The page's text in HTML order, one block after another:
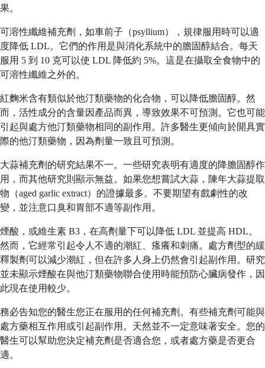
果。
可溶性纖維補充劑，如車前子（psyllium），規律服用時可以適
度降低 LDL。它們的作用是與消化系統中的膽固醇結合。每天
服用 5 到 10 克可以使 LDL 降低約 5%。這是在攝取全食物中的
可溶性纖維之外的。
紅麴米含有類似於他汀類藥物的化合物，可以降低膽固醇。然
而，活性成分的含量因產品而異，導致效果不可預測。它也可能
引起與處方他汀類藥物相同的副作用。許多醫生更傾向於開具實
際的他汀類藥物，因為劑量一致且可預測。
大蒜補充劑的研究結果不一。一些研究表明有適度的降膽固醇作
用，而其他研究則顯示無益。如果您想嘗試大蒜，陳年大蒜提取
物（aged garlic extract）的證據最多。不要期望有戲劇性的改
變，並注意口臭和胃部不適等副作用。
煙酸，或維生素 B3，在高劑量下可以降低 LDL 並提高 HDL。
然而，它經常引起令人不適的潮紅、瘙癢和刺痛。處方劑型的緩
釋製劑可以減少潮紅，但在許多人身上仍然會引起副作用。研究
並未顯示煙酸在與他汀類藥物聯合使用時能預防心臟病發作，因
此現在使用較少。
務必告知您的醫生您正在服用的任何補充劑。有些補充劑可能與
處方藥相互作用或引起副作用。天然並不一定意味著安全。您的
醫生可以幫助您決定補充劑是否適合您，或者處方藥是否更合
適。